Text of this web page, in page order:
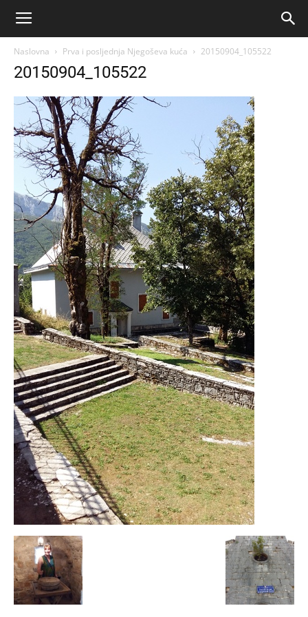
Naslovna Prva i posljednja Njegoševa kuća 20150904_105522
20150904_105522